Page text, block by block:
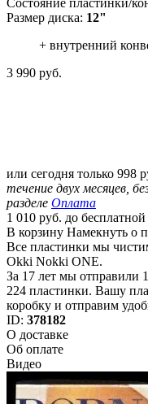
Состояние пластинки/
Размер диска: 12"
+ внутренний
3 990 руб.
или сегодня только 998
течение двух месяцев,
разделе Оплата
1 010 руб. до
В корзину Намекнуть о
Все пластинки мы
Okki Nokki ONE.
За 17 лет мы отправили
224 пластинки. Вашу
коробку и отправим
ID: 378182
О доставке
Об оплате
Видео